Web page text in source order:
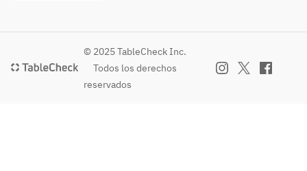
© 2025 TableCheck Inc.
Todos los derechos
reservados